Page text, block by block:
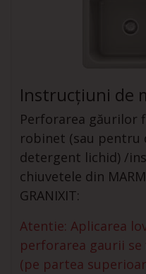
Instrucțiuni de
Perforarea găurilor
robinet (sau
detergent lichid) /
chiuvetele din
GRANIXIT:
Atentie: Aplicarea
perforarea gaurii
(pe partea